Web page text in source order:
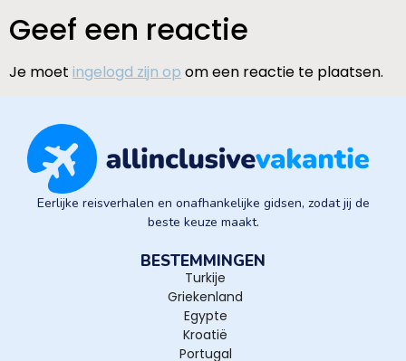
Geef een reactie
Je moet ingelogd zijn op om een reactie te plaatsen.
Eerlijke reisverhalen en onafhankelijke gidsen, zodat jij de
beste keuze maakt.
BESTEMMINGEN
Turkije
Griekenland
Egypte
Kroatië
Portugal